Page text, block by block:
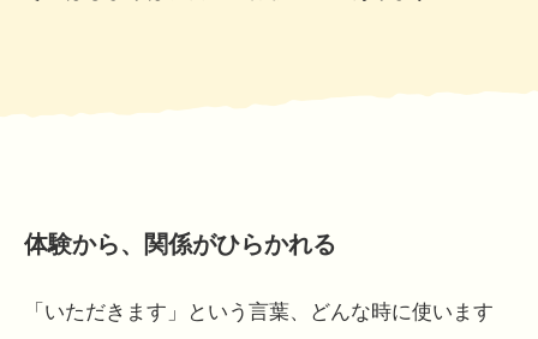
体験から、関係がひらかれる
「いただきます」という言葉、どんな時に使います